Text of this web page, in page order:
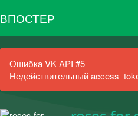
ВПОСТЕР
Ошибка VK API #5
Недействительный